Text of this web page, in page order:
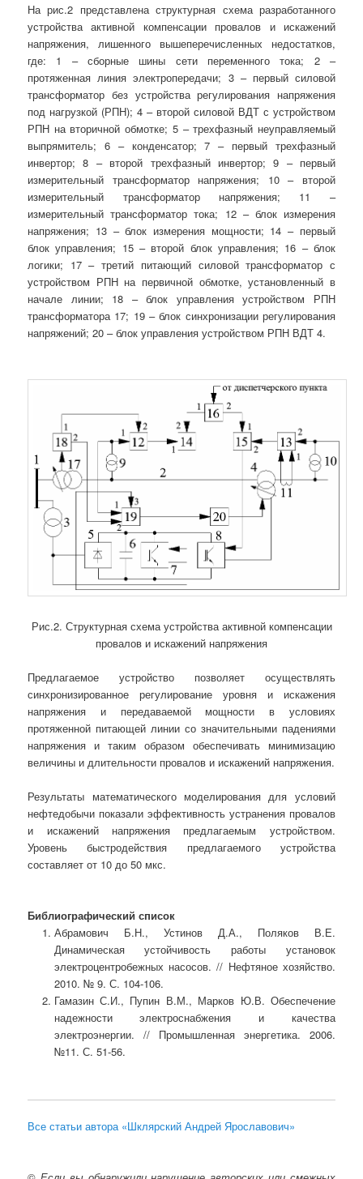
На рис.2 представлена структурная схема разработанного
устройства активной компенсации провалов и искажений
напряжения, лишенного вышеперечисленных недостатков,
где: 1 – сборные шины сети переменного тока; 2 –
протяженная линия электропередачи; 3 – первый силовой
трансформатор без устройства регулирования напряжения
под нагрузкой (РПН); 4 – второй силовой ВДТ с устройством
РПН на вторичной обмотке; 5 – трехфазный неуправляемый
выпрямитель; 6 – конденсатор; 7 – первый трехфазный
инвертор; 8 – второй трехфазный инвертор; 9 – первый
измерительный трансформатор напряжения; 10 – второй
измерительный трансформатор напряжения; 11 –
измерительный трансформатор тока; 12 – блок измерения
напряжения; 13 – блок измерения мощности; 14 – первый
блок управления; 15 – второй блок управления; 16 – блок
логики; 17 – третий питающий силовой трансформатор с
устройством РПН на первичной обмотке, установленный в
начале линии; 18 – блок управления устройством РПН
трансформатора 17; 19 – блок синхронизации регулирования
напряжений; 20 – блок управления устройством РПН ВДТ 4.
Рис.2. Структурная схема устройства активной компенсации
провалов и искажений напряжения
Предлагаемое устройство позволяет осуществлять
синхронизированное регулирование уровня и искажения
напряжения и передаваемой мощности в условиях
протяженной питающей линии со значительными падениями
напряжения и таким образом обеспечивать минимизацию
величины и длительности провалов и искажений напряжения.
Результаты математического моделирования для условий
нефтедобычи показали эффективность устранения провалов
и искажений напряжения предлагаемым устройством.
Уровень быстродействия предлагаемого устройства
составляет от 10 до 50 мкс.
Библиографический список
Абрамович Б.Н., Устинов Д.А., Поляков В.Е.
Динамическая устойчивость работы установок
электроцентробежных насосов. // Нефтяное хозяйство.
2010. № 9. С. 104-106.
Гамазин С.И., Пупин В.М., Марков Ю.В. Обеспечение
надежности электроснабжения и качества
электроэнергии. // Промышленная энергетика. 2006.
№11. С. 51-56.
Все статьи автора «Шклярский Андрей Ярославович»